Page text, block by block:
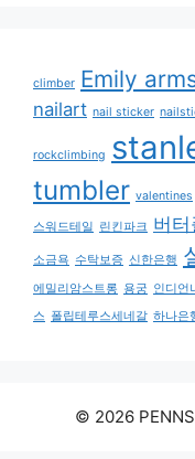
climber Emily
nailart nail sticker
rockclimbing
tumbler valentines
스워드테일 린킨파크 버터
소금욕 수탁보증 신한은행
에밀리암스트롱 용궁 인디언
스 폴립테루스세네갈 하나은
© 2026